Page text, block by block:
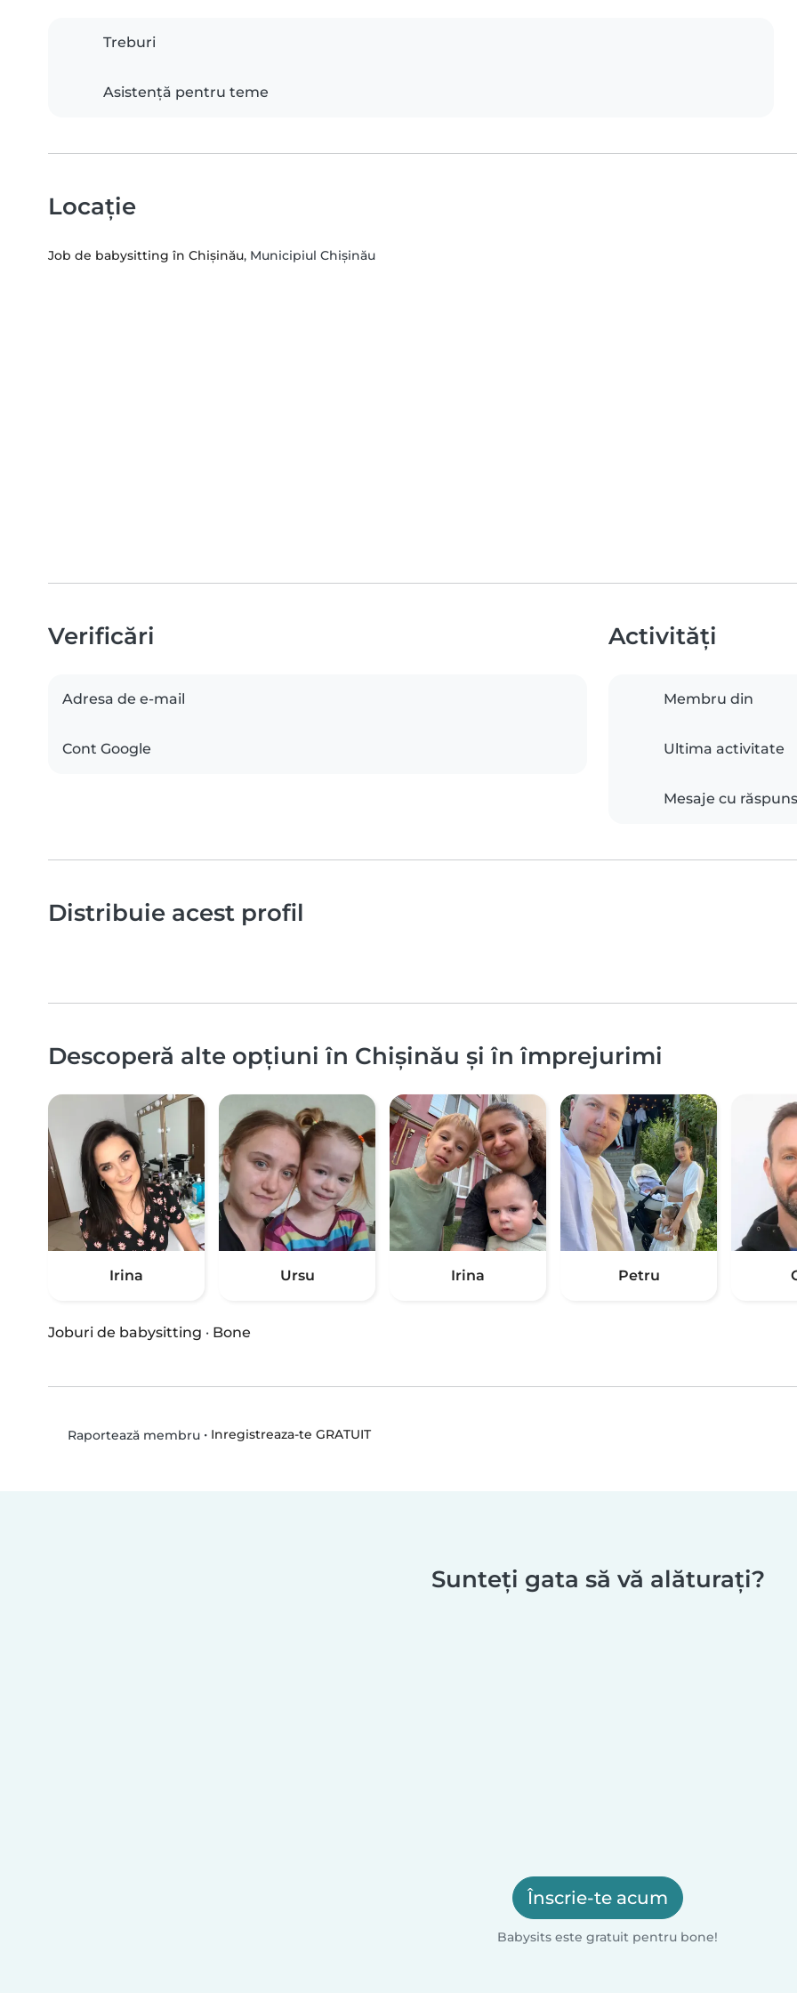
Treburi
Asistență pentru teme
Locație
Job de babysitting în Chișinău, Municipiul Chișinău
Verificări
Adresa de e-mail
Cont Google
Activități
Membru din
Ultima activitate
Mesaje cu răspuns
Distribuie acest profil
Descoperă alte opțiuni în Chișinău și în împrejurimi
Irina Ursu Irina Petru
Joburi de babysitting · Bone
Raportează membru• Inregistreaza-te GRATUIT
Sunteți gata să vă alăturați?
Înscrie-te acum
Babysits este gratuit pentru bone!